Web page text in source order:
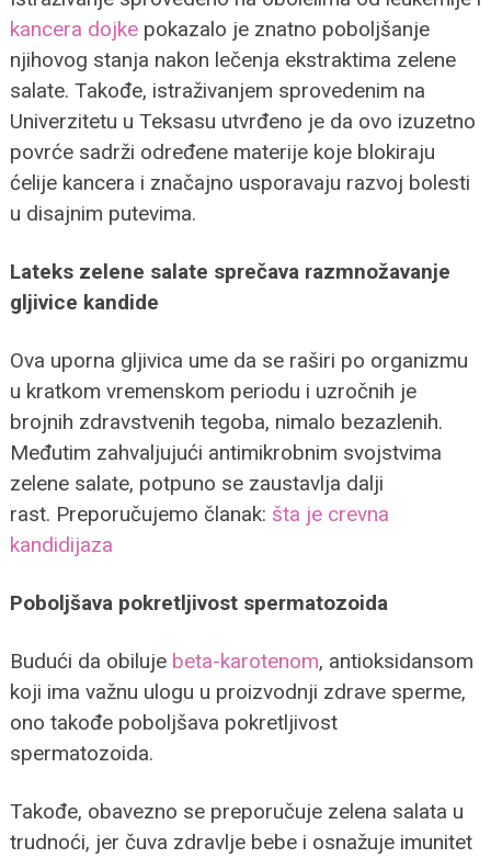
kancera dojke pokazalo je znatno poboljšanje
njihovog stanja nakon lečenja ekstraktima zelene
salate. Takođe, istraživanjem sprovedenim na
Univerzitetu u Teksasu utvrđeno je da ovo izuzetno
povrće sadrži određene materije koje blokiraju
ćelije kancera i značajno usporavaju razvoj bolesti
u disajnim putevima.
Lateks zelene salate sprečava razmnožavanje
gljivice kandide
Ova uporna gljivica ume da se raširi po organizmu
u kratkom vremenskom periodu i uzročnih je
brojnih zdravstvenih tegoba, nimalo bezazlenih.
Međutim zahvaljujući antimikrobnim svojstvima
zelene salate, potpuno se zaustavlja dalji
rast. Preporučujemo članak: šta je crevna
kandidijaza
Poboljšava pokretljivost spermatozoida
Budući da obiluje beta-karotenom, antioksidansom
koji ima važnu ulogu u proizvodnji zdrave sperme,
ono takođe poboljšava pokretljivost
spermatozoida.
Takođe, obavezno se preporučuje zelena salata u
trudnoći, jer čuva zdravlje bebe i osnažuje imunitet